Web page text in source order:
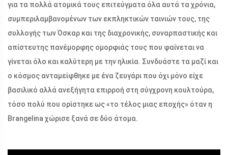
για τα πολλά ατομικά τους επιτεύγματα όλα αυτά τα χρόνια,
συμπεριλαμβανομένων των εκπληκτικών ταινιών τους, της
συλλογής των Όσκαρ και της διαχρονικής, συναρπαστικής και
απίστευτης πανέμορφης ομορφιάς τους που φαίνεται να
γίνεται όλο και καλύτερη με την ηλικία. Συνδυάστε τα μαζί και
ο κόσμος ανταμείφθηκε με ένα ζευγάρι που όχι μόνο είχε
βασιλικό αλλά ανεξήγητα επιρροή στη σύγχρονη κουλτούρα,
τόσο πολύ που ορίστηκε ως «το τέλος μιας εποχής» όταν η
Brangelina χώρισε ξανά σε δύο άτομα.